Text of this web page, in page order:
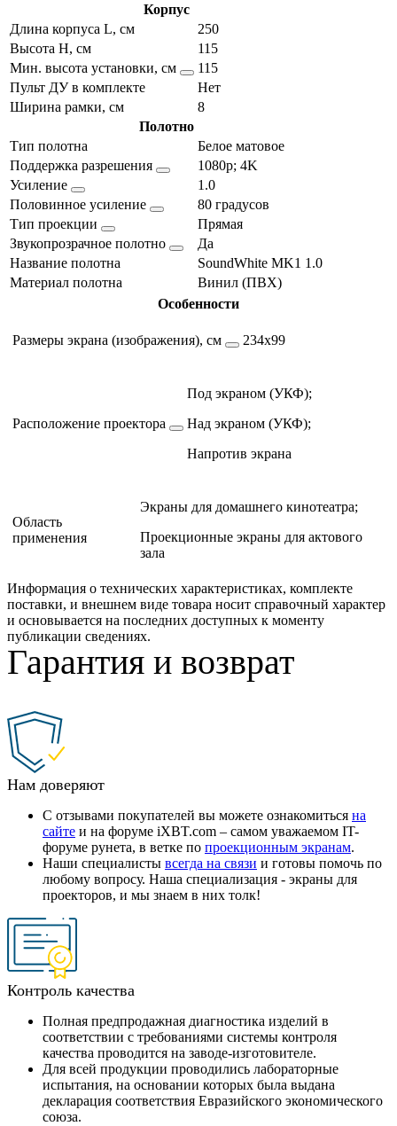
Корпус
Длина корпуса L, см
250
Высота H, см
115
Мин. высота установки, см
115
Пульт ДУ в комплекте
Нет
Ширина рамки, см
8
Полотно
Тип полотна
Белое матовое
Поддержка разрешения
1080p; 4K
Усиление
1.0
Половинное усиление
80 градусов
Тип проекции
Прямая
Звукопрозрачное полотно
Да
Название полотна
SoundWhite MK1 1.0
Материал полотна
Винил (ПВХ)
Особенности
Размеры экрана (изображения), см 234х99
Расположение проектора
Под экраном (УКФ);
Над экраном (УКФ);
Напротив экрана
Область
применения
Экраны для домашнего кинотеатра;
Проекционные экраны для актового
зала
Информация о технических характеристиках, комплекте
поставки, и внешнем виде товара носит справочный характер
и основывается на последних доступных к моменту
публикации сведениях.
Гарантия и возврат
Нам доверяют
С отзывами покупателей вы можете ознакомиться на
сайте и на форуме iXBT.com – самом уважаемом IT-
форуме рунета, в ветке по проекционным экранам.
Наши специалисты всегда на связи и готовы помочь по
любому вопросу. Наша специализация - экраны для
проекторов, и мы знаем в них толк!
Контроль качества
Полная предпродажная диагностика изделий в
соответствии с требованиями системы контроля
качества проводится на заводе-изготовителе.
Для всей продукции проводились лабораторные
испытания, на основании которых была выдана
декларация соответствия Евразийского экономического
союза.